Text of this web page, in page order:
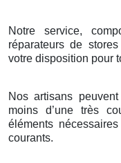
Notre service,
réparateurs de
votre disposition pour
Nos artisans
moins d’une très
éléments
courants.